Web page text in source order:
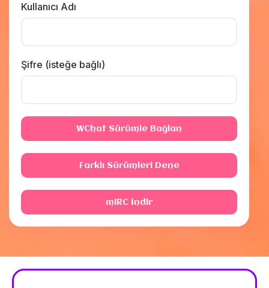
Kullanıcı Adı
Şifre (isteğe bağlı)
WChat Sürümle Bağlan
Farklı Sürümleri Dene
mIRC İndir